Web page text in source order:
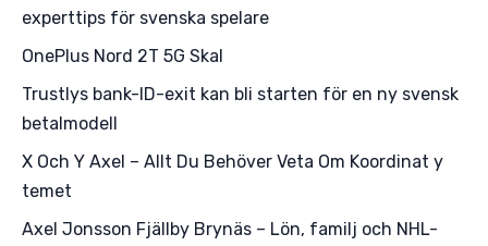
experttips för svenska spelare
OnePlus Nord 2T 5G Skal
Trustlys bank-ID-exit kan bli starten för en ny svensk
betalmodell
X Och Y Axel – Allt Du Behöver Veta Om Koordinat y
temet
Axel Jonsson Fjällby Brynäs – Lön, familj och NHL-